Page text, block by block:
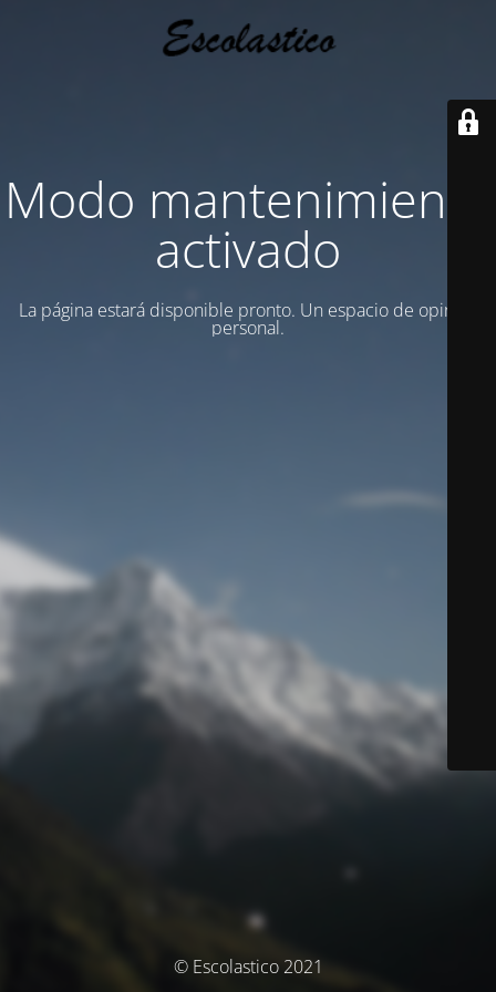
Modo mantenimiento
activado
La página estará disponible pronto. Un espacio de opinion
personal.
© Escolastico 2021